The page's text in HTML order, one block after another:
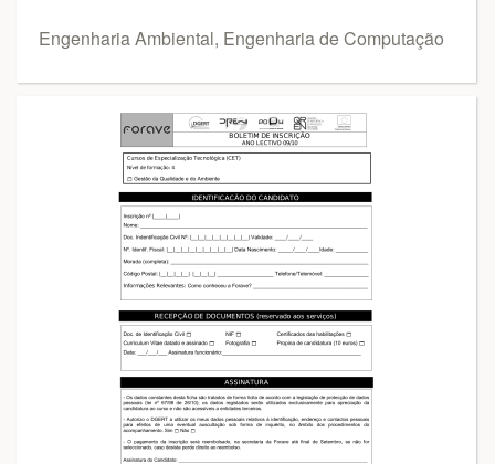
Engenharia Ambiental, Engenharia de Computação